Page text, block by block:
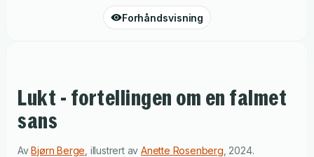
Forhåndsvisning
Lukt - fortellingen om en falmet
sans
AvBjørn Berge illustrert avAnette Rosenberg 2024.